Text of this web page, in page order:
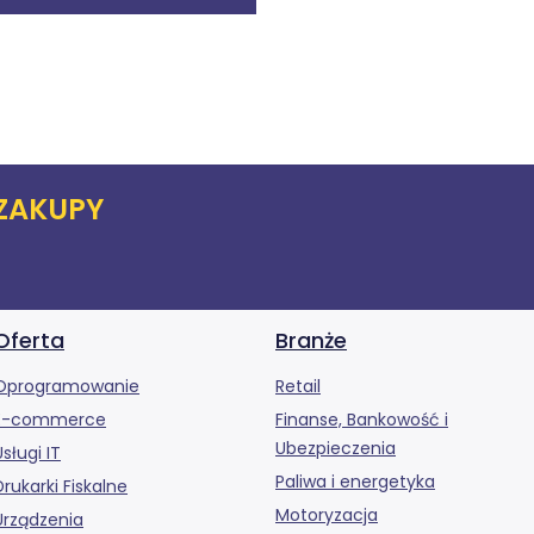
commerce
IT
Fiskalne
Branże
Retail
Finanse, Bankowość i
Ubezpieczenia
Paliwa i energetyka
Motoryzacja